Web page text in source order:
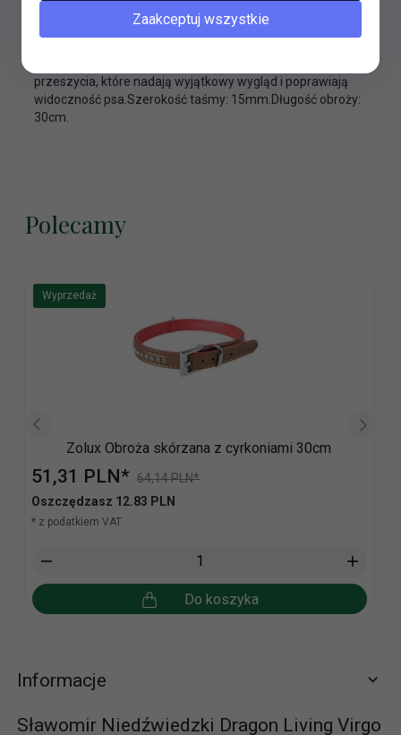
oczkach, zapewniając większą żywotność
przeszycia, które nadają wyjątkowy wygląd i poprawiają
widoczność psa.Szerokość taśmy: 15mm.Długość obroży:
30cm.
Polecamy
Wyprzedaż
Zolux Obroża skórzana z cyrkoniami 30cm
51,31 PLN* 64,14 PLN*
Oszczędzasz 12.83 PLN
* z podatkiem VAT
Do koszyka
Informacje
Sławomir Niedźwiedzki Dragon Living Virgo
Zaakceptuj wszystkie